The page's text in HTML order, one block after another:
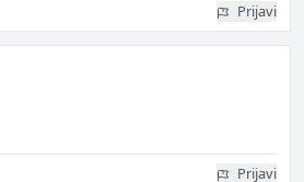
Prijavi
Prijavi